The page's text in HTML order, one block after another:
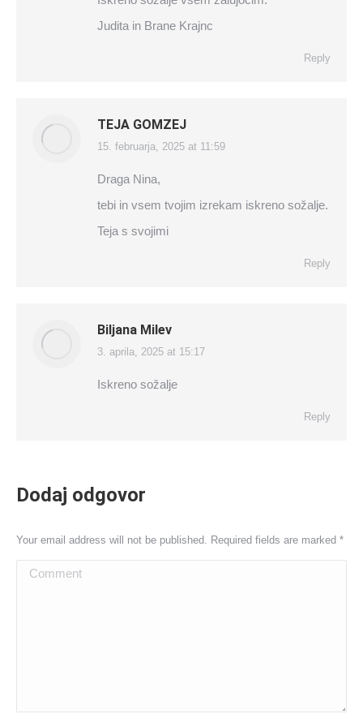
Judita in Brane Krajnc
Reply
TEJA GOMZEJ
says:
15. februarja, 2025 at 11:59
Draga Nina,
tebi in vsem tvojim izrekam iskreno sožalje.
Teja s svojimi
Reply
Biljana Milev
says:
3. aprila, 2025 at 15:17
Iskreno sožalje
Reply
Dodaj odgovor
Your email address will not be published. Required fields are marked *
Comment